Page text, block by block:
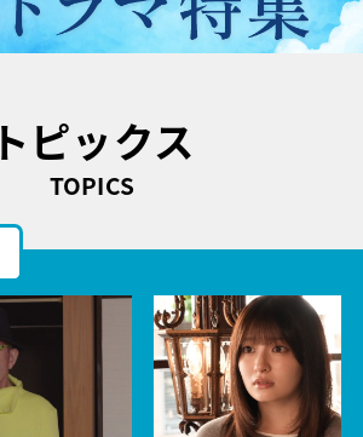
トピックス
TOPICS